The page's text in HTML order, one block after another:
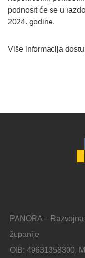
podnosit će se u
2024. godine.
Više informacija
PANORA –
županije
OIB: 49631358300,